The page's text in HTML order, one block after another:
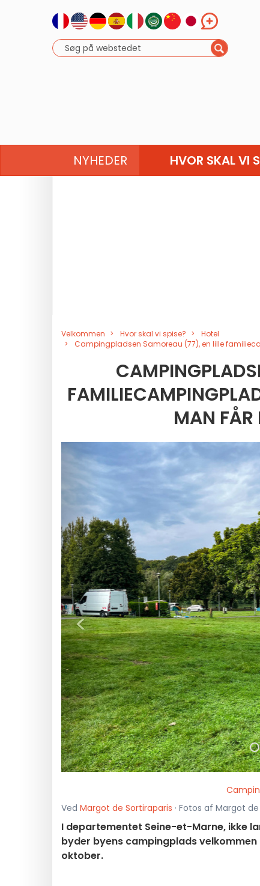
NYHEDER HVOR SKAL VI
Velkommen Hvor skal vi spise?
Hotel
Campingpladsen Samoreau (77), en lille
MAN FÅR
<
Ved Margot de Sortiraparis · Fotos af Margot
I departementet Seine-et-Marne, ikke
byder byens campingplads
oktober.